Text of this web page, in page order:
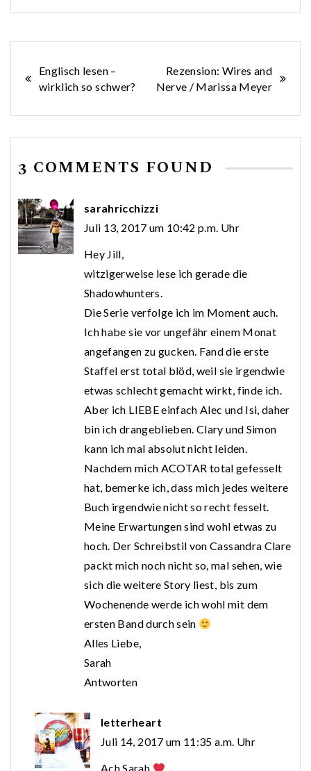
Beitragsnavigation
Englisch lesen –
wirklich so schwer?
Rezension: Wires and
Nerve / Marissa Meyer
3 COMMENTS FOUND
sarahricchizzi
Juli 13, 2017 um 10:42 p.m. Uhr
Hey Jill,
witzigerweise lese ich gerade die
Shadowhunters.
Die Serie verfolge ich im Moment auch.
Ich habe sie vor ungefähr einem Monat
angefangen zu gucken. Fand die erste
Staffel erst total blöd, weil sie irgendwie
etwas schlecht gemacht wirkt, finde ich.
Aber ich LIEBE einfach Alec und Isi, daher
bin ich drangeblieben. Clary und Simon
kann ich mal absolut nicht leiden.
Nachdem mich ACOTAR total gefesselt
hat, bemerke ich, dass mich jedes weitere
Buch irgendwie nicht so recht fesselt.
Meine Erwartungen sind wohl etwas zu
hoch. Der Schreibstil von Cassandra Clare
packt mich noch nicht so, mal sehen, wie
sich die weitere Story liest, bis zum
Wochenende werde ich wohl mit dem
ersten Band durch sein
Alles Liebe,
Sarah
Antworten
letterheart
Juli 14, 2017 um 11:35 a.m. Uhr
Ach Sarah